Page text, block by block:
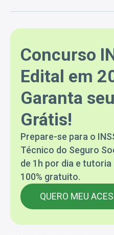
Concurso
Edital em
Garanta
Grátis!
Prepare-se para o
Técnico do Seguro
de 1h por dia e
100% gratuito.
QUERO MEU